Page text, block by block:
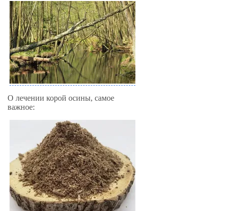
О лечении корой осины, самое
важное: